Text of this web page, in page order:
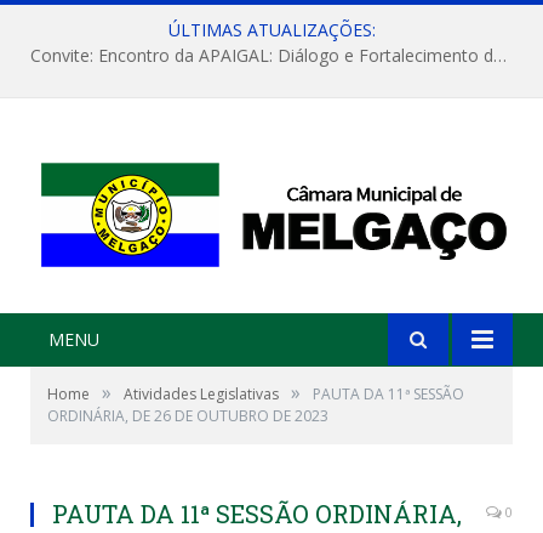
ÚLTIMAS ATUALIZAÇÕES:
Convite: Encontro da APAIGAL: Diálogo e Fortalecimento da Agricultura Familiar
MENU
Home » Atividades Legislativas »
PAUTA DA 11ª SESSÃO
ORDINÁRIA, DE 26 DE OUTUBRO DE 2023
PAUTA DA 11ª SESSÃO ORDINÁRIA,
0